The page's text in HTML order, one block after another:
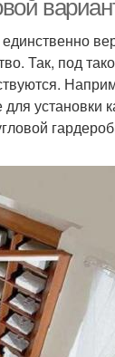
Так, под
установки